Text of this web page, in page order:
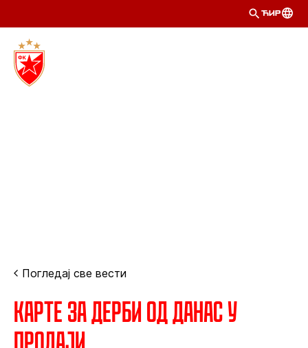
ЋИР
Погледај све вести
Карте за дерби од данас у